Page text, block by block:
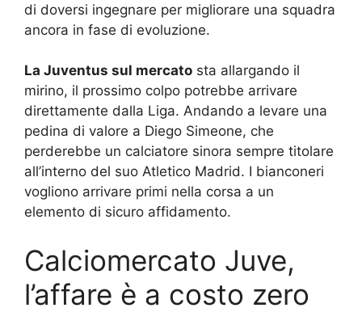
di doversi ingegnare per migliorare una squadra
ancora in fase di evoluzione.
La Juventus sul mercato sta allargando il
mirino, il prossimo colpo potrebbe arrivare
direttamente dalla Liga. Andando a levare una
pedina di valore a Diego Simeone, che
perderebbe un calciatore sinora sempre titolare
all’interno del suo Atletico Madrid. I bianconeri
vogliono arrivare primi nella corsa a un
elemento di sicuro affidamento.
Calciomercato Juve,
l’affare è a costo zero